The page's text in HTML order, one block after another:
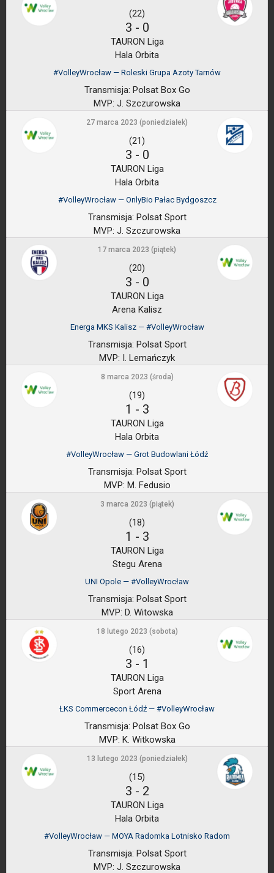
(22)
3 - 0
TAURON Liga
Hala Orbita
#VolleyWrocław — Roleski Grupa Azoty Tarnów
Transmisja: Polsat Box Go
MVP: J. Szczurowska
27 marca 2023 (poniedziałek)
(21)
3 - 0
TAURON Liga
Hala Orbita
#VolleyWrocław — OnlyBio Pałac Bydgoszcz
Transmisja: Polsat Sport
MVP: J. Szczurowska
17 marca 2023 (piątek)
(20)
3 - 0
TAURON Liga
Arena Kalisz
Energa MKS Kalisz — #VolleyWrocław
Transmisja: Polsat Sport
MVP: I. Lemańczyk
8 marca 2023 (środa)
(19)
1 - 3
TAURON Liga
Hala Orbita
#VolleyWrocław — Grot Budowlani Łódź
Transmisja: Polsat Sport
MVP: M. Fedusio
3 marca 2023 (piątek)
(18)
1 - 3
TAURON Liga
Stegu Arena
UNI Opole — #VolleyWrocław
Transmisja: Polsat Sport
MVP: D. Witowska
18 lutego 2023 (sobota)
(16)
3 - 1
TAURON Liga
Sport Arena
ŁKS Commercecon Łódź — #VolleyWrocław
Transmisja: Polsat Box Go
MVP: K. Witkowska
13 lutego 2023 (poniedziałek)
(15)
3 - 2
TAURON Liga
Hala Orbita
#VolleyWrocław — MOYA Radomka Lotnisko Radom
Transmisja: Polsat Sport
MVP: J. Szczurowska